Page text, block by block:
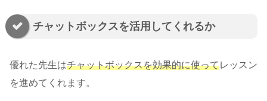
チャットボックスを活用してくれるか
優れた先生はチャットボックスを効果的に使ってレッスン
を進めてくれます。